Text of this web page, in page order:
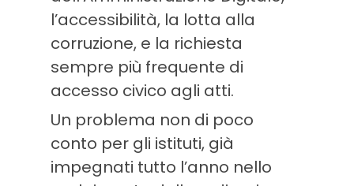
l’accessibilità, la lotta alla
corruzione, e la richiesta
sempre più frequente di
accesso civico agli atti.
Un problema non di poco
conto per gli istituti, già
impegnati tutto l’anno nello